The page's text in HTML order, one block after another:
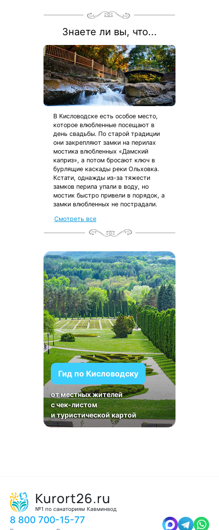
Знаете ли вы, что...
В Кисловодске есть особое место,
которое влюбленные посещают в
день свадьбы. По старой традиции
они закрепляют замки на перилах
мостика влюбленных «Дамский
каприз», а потом бросают ключ в
бурлящие каскады реки Ольховка.
Кстати, однажды из-за тяжести
замков перила упали в воду, но
мостик быстро привели в порядок, а
замки влюбленных не пострадали.
Смотреть все
Гид по Кисловодску
от местных жителей
с чек-листом
и туристической картой
8 800 700-15-77